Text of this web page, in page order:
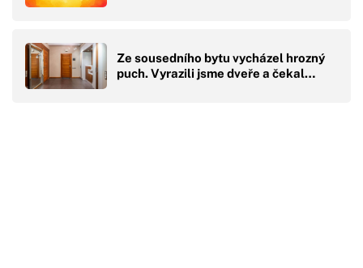
Ze sousedního bytu vycházel hrozný
puch. Vyrazili jsme dveře a čekal…